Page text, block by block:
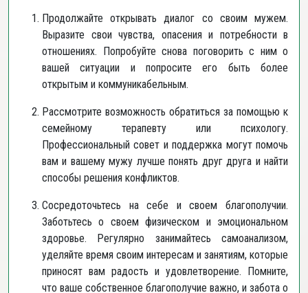
Продолжайте открывать диалог со своим мужем.
Выразите свои чувства, опасения и потребности в
отношениях. Попробуйте снова поговорить с ним о
вашей ситуации и попросите его быть более
открытым и коммуникабельным.
Рассмотрите возможность обратиться за помощью к
семейному терапевту или психологу.
Профессиональный совет и поддержка могут помочь
вам и вашему мужу лучше понять друг друга и найти
способы решения конфликтов.
Сосредоточьтесь на себе и своем благополучии.
Заботьтесь о своем физическом и эмоциональном
здоровье. Регулярно занимайтесь самоанализом,
уделяйте время своим интересам и занятиям, которые
приносят вам радость и удовлетворение. Помните,
что ваше собственное благополучие важно, и забота о